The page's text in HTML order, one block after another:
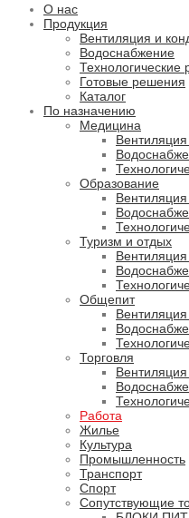
О нас
Продукция
Вентиляция и
Водоснабжение
Технологические
Готовые решения
Каталог
По назначению
Медицина
Образование
Туризм и отдых
Общепит
Торговля
Работа
Жилье
Культура
Промышленность
Транспорт
Спорт
Сопутствующие